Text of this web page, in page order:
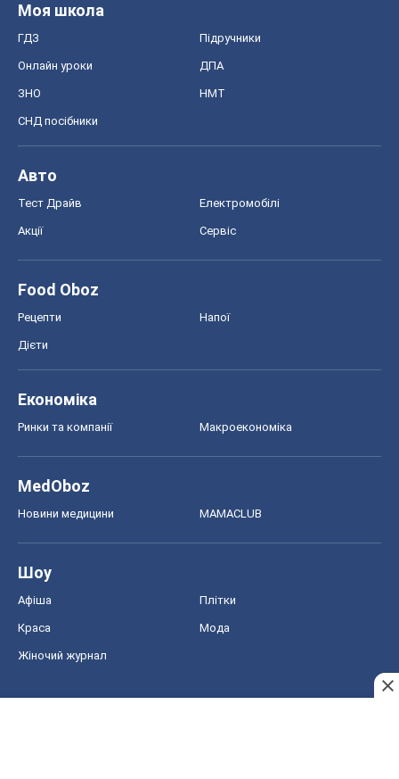
Моя школа
ГДЗ Підручники
Онлайн уроки ДПА
ЗНО НМТ
СНД посібники
Авто
Тест Драйв Електромобілі
Акції Сервіс
Food Oboz
Рецепти Напої
Дієти
Економіка
Ринки та компанії Макроекономіка
MedOboz
Новини медицини MAMACLUB
Шоу
Афіша Плітки
Краса Мода
Жіночий журнал